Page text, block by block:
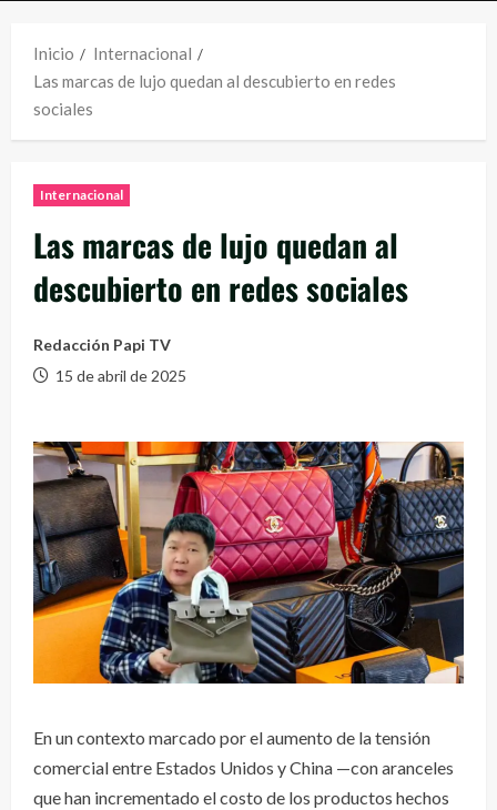
Inicio
Internacional
Las marcas de lujo quedan al descubierto en redes
sociales
Internacional
Las marcas de lujo quedan al
descubierto en redes sociales
Redacción Papi TV
15 de abril de 2025
En un contexto marcado por el aumento de la tensión
comercial entre Estados Unidos y China —con aranceles
que han incrementado el costo de los productos hechos